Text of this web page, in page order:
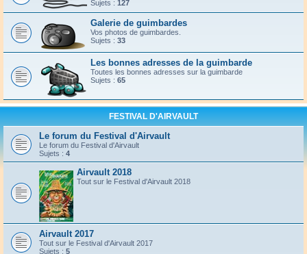
Sujets : 127
Galerie de guimbardes
Vos photos de guimbardes.
Sujets : 33
Les bonnes adresses de la guimbarde
Toutes les bonnes adresses sur la guimbarde
Sujets : 65
FESTIVAL D'AIRVAULT
Le forum du Festival d'Airvault
Le forum du Festival d'Airvault
Sujets : 4
Airvault 2018
Tout sur le Festival d'Airvault 2018
Airvault 2017
Tout sur le Festival d'Airvault 2017
Sujets : 5